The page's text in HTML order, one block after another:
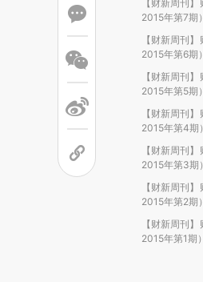
【财新周刊
2015年第7期）
【财新周刊
2015年第6期）
【财新周刊
2015年第5期）
【财新周刊
2015年第4期）
【财新周刊
2015年第3期）
【财新周刊
2015年第2期）
【财新周刊
2015年第1期）